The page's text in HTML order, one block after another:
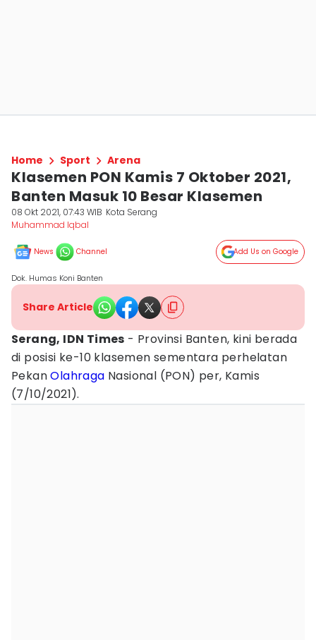
Home Sport Arena
Klasemen PON Kamis 7 Oktober 2021,
Banten Masuk 10 Besar Klasemen
08 Okt 2021, 07:43 WIB Kota Serang
Muhammad Iqbal
News Channel Add Us on Google
Dok. Humas Koni Banten
Share Article
Serang, IDN Times - Provinsi Banten, kini berada
di posisi ke-10 klasemen sementara perhelatan
PekanOlahraga Nasional (PON) per, Kamis
(7/10/2021).